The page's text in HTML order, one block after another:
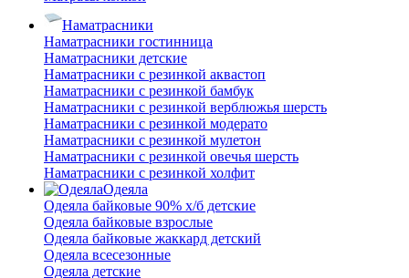
Наматрасники
Наматрасники гостинница
Наматрасники детские
Наматрасники с резинкой аквастоп
Наматрасники с резинкой бамбук
Наматрасники с резинкой верблюжья шерсть
Наматрасники с резинкой модерато
Наматрасники с резинкой мулетон
Наматрасники с резинкой овечья шерсть
Наматрасники с резинкой холфит
Одеяла
Одеяла байковые 90% х/б детские
Одеяла байковые взрослые
Одеяла байковые жаккард детский
Одеяла всесезонные
Одеяла детские